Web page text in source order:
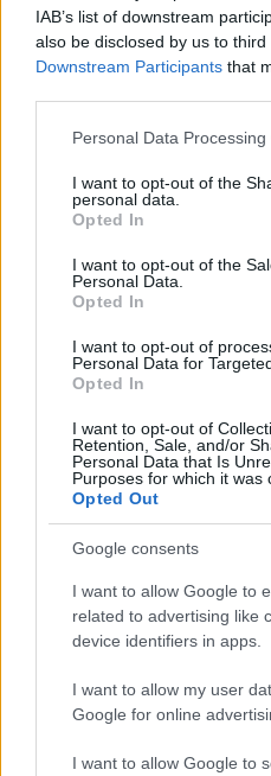
IAB’s list of downstream
also be disclosed by us to
Downstream Participants that
Please note that this website/
not limited to your visit or
grant or deny consent to
use your data for below
consent section.
Personal Data
I want to opt-out of the
personal data.
Opted In
I want to opt-out of the
Personal Data.
Opted In
I want to opt-out of
Personal Data for
Opted In
I want to opt-out of
Retention, Sale, and/or
Personal Data that Is
Purposes for which it was
Opted Out
Google consents
I want to allow Google to
related to advertising like
device identifiers in apps.
I want to allow my user
Google for online
I want to allow Google to
Αναλυτικά οι αλλαγές θα
του προγράμματος.
Ακολουθείστε το
στο